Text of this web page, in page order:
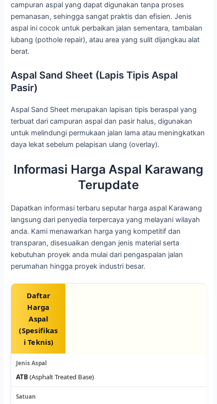
campuran aspal yang dapat digunakan tanpa proses
pemanasan, sehingga sangat praktis dan efisien. Jenis
aspal ini cocok untuk perbaikan jalan sementara, tambalan
lubang (pothole repair), atau area yang sulit dijangkau alat
berat.
Aspal Sand Sheet (Lapis Tipis Aspal
Pasir)
Aspal Sand Sheet merupakan lapisan tipis beraspal yang
terbuat dari campuran aspal dan pasir halus, digunakan
untuk melindungi permukaan jalan lama atau meningkatkan
daya lekat sebelum pelapisan ulang (overlay).
Informasi Harga Aspal Karawang
Terupdate
Dapatkan informasi terbaru seputar harga aspal Karawang
langsung dari penyedia terpercaya yang melayani wilayah
anda. Kami menawarkan harga yang kompetitif dan
transparan, disesuaikan dengan jenis material serta
kebutuhan proyek anda mulai dari pengaspalan jalan
perumahan hingga proyek industri besar.
Daftar
Harga
Aspal
(Spesifikas
i Teknis)
ATB (Asphalt Treated Base)